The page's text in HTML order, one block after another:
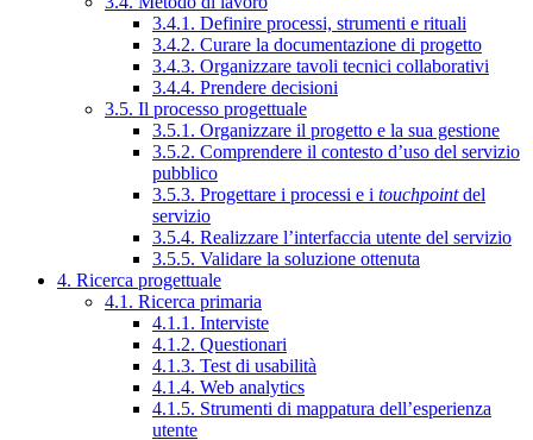
3.4.1. Definire processi, strumenti e rituali
3.4.2. Curare la documentazione di progetto
3.4.3. Organizzare tavoli tecnici collaborativi
3.4.4. Prendere decisioni
3.5. Il processo progettuale
3.5.1. Organizzare il progetto e la sua gestione
3.5.2. Comprendere il contesto d’uso del servizio
pubblico
3.5.3. Progettare i processi e i touchpointdel
servizio
3.5.4. Realizzare l’interfaccia utente del servizio
3.5.5. Validare la soluzione ottenuta
4. Ricerca progettuale
4.1. Ricerca primaria
4.1.1. Interviste
4.1.2. Questionari
4.1.3. Test di usabilità
4.1.4. Web analytics
4.1.5. Strumenti di mappatura dell’esperienza
utente